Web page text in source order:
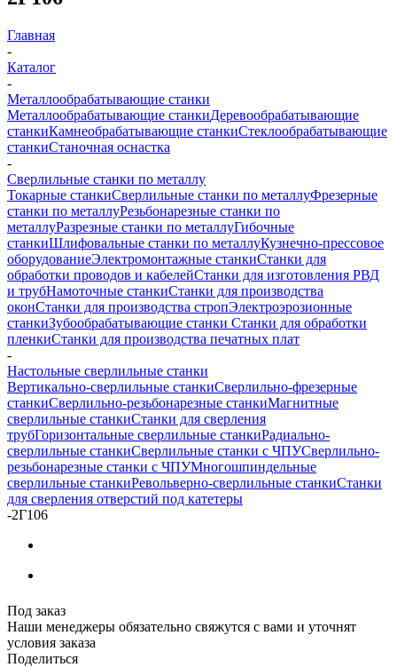
Главная
-
Каталог
-
Металлообрабатывающие станки
Металлообрабатывающие станкиДеревообрабатывающие
станкиКамнеобрабатывающие станкиСтеклообрабатывающие
станкиСтаночная оснастка
-
Сверлильные станки по металлу
Токарные станкиСверлильные станки по металлуФрезерные
станки по металлуРезьбонарезные станки по
металлуРазрезные станки по металлуГибочные
станкиШлифовальные станки по металлуКузнечно-прессовое
оборудованиеЭлектромонтажные станкиСтанки для
обработки проводов и кабелейСтанки для изготовления РВД
и трубНамоточные станкиСтанки для производства
оконСтанки для производства стропЭлектроэрозионные
станкиЗубообрабатывающие станки Станки для обработки
пленкиСтанки для производства печатных плат
-
Настольные сверлильные станки
Вертикально-сверлильные станкиСверлильно-фрезерные
станкиСверлильно-резьбонарезные станкиМагнитные
сверлильные станкиСтанки для сверления
трубГоризонтальные сверлильные станкиРадиально-
сверлильные станкиСверлильные станки с ЧПУСверлильно-
резьбонарезные станки с ЧПУМногошпиндельные
сверлильные станкиРевольверно-сверлильные станкиСтанки
для сверления отверстий под катетеры
-2Г106
Под заказ
Наши менеджеры обязательно свяжутся с вами и уточнят
условия заказа
Поделиться